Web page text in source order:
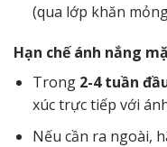
(qua lớp khăn
Hạn chế ánh nắng
Trong 2-4 tuần
xúc trực tiếp với
Nếu cần ra ngoài,